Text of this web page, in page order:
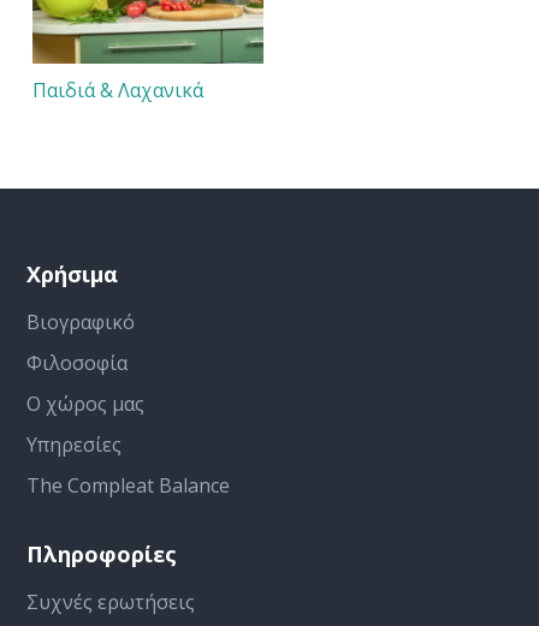
Παιδιά & Λαχανικά
Χρήσιμα
Βιογραφικό
Φιλοσοφία
Ο χώρος μας
Υπηρεσίες
The Compleat Balance
Πληροφορίες
Συχνές ερωτήσεις